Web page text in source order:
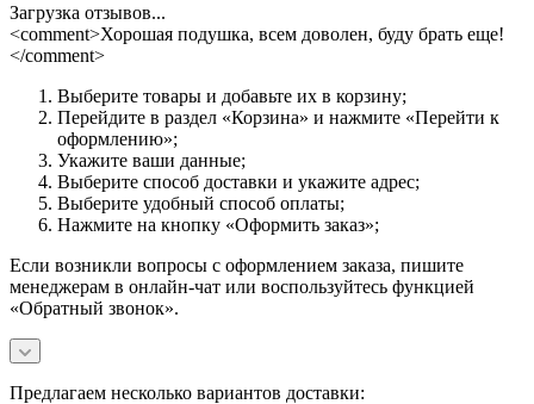
Загрузка отзывов...
<comment>Хорошая подушка, всем доволен, буду брать еще!
</comment>
Выберите товары и добавьте их в корзину;
Перейдите в раздел «Корзина» и нажмите «Перейти к
оформлению»;
Укажите ваши данные;
Выберите способ доставки и укажите адрес;
Выберите удобный способ оплаты;
Нажмите на кнопку «Оформить заказ»;
Если возникли вопросы с оформлением заказа, пишите
менеджерам в онлайн-чат или воспользуйтесь функцией
«Обратный звонок».
Предлагаем несколько вариантов доставки: